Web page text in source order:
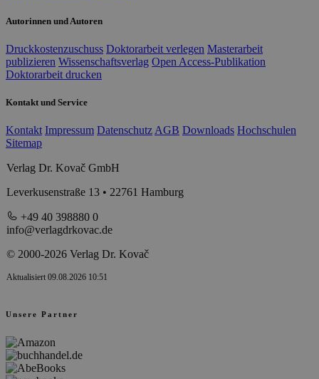
Autorinnen und Autoren
Druckkostenzuschuss Doktorarbeit verlegen Masterarbeit
publizieren Wissenschaftsverlag Open Access-Publikation
Doktorarbeit drucken
Kontakt und Service
Kontakt Impressum Datenschutz AGB Downloads Hochschulen
Sitemap
Verlag Dr. Kovač GmbH
Leverkusenstraße 13 • 22761 Hamburg
+49 40 398880 0
info@verlagdrkovac.de
© 2000-2026 Verlag Dr. Kovač
Aktualisiert 09.08.2026 10:51
Unsere Partner